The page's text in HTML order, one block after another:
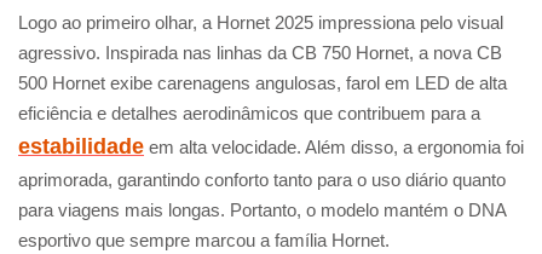
Logo ao primeiro olhar, a Hornet 2025 impressiona pelo visual
agressivo. Inspirada nas linhas da CB 750 Hornet, a nova CB
500 Hornet exibe carenagens angulosas, farol em LED de alta
eficiência e detalhes aerodinâmicos que contribuem para a
estabilidade em alta velocidade. Além disso, a ergonomia foi
aprimorada, garantindo conforto tanto para o uso diário quanto
para viagens mais longas. Portanto, o modelo mantém o DNA
esportivo que sempre marcou a família Hornet.